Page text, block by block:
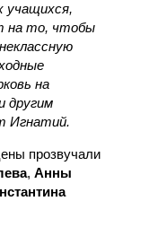
учащихся,
на то, чтобы
на
другим
Игнатий.
прозвучали
, Анны